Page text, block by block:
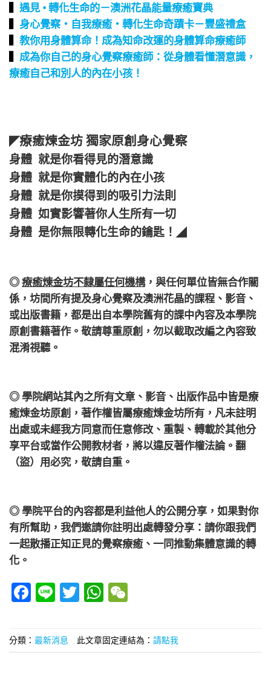
▍ 遇見 • 轉化生命的－澳洲花晶能量療癒寶典
▍ 身心覺察‧自我療癒‧轉化生命奇蹟卡－豐盛禮盒
▍ 教你用身體算命！成為知命改運的身體算命療癒師
▍ 成為你自己的身心覺察療癒師：從身體看懂潛意識，
療癒自己和別人的內在小孩！
◤療癒煉金坊 獨家原創身心覺察
身體 就是你看得見的潛意識
身體 就是你實體化的內在小孩
身體 就是你摸得到的吸引力法則
身體 如實影響著你人生所有一切
身體 是你無限轉化生命的鑰匙！ ◢
◎療癒煉金坊不隸屬任何機構， 與任何單位皆無合作關
係， 坊間所有提及身心覺察及澳洲花晶的課程、影音、
或出版書籍，都是出自本學院舊有的課中內容及本學院
原創書籍著作。敬請尊重原創，勿以截取改編之內容致
混淆視聽。
◎ 學院網站其內之所有文章、影音、出版作品中皆是療
癒煉金坊原創，著作權皆屬療癒煉金坊所有，凡未註明
出處或未經我方同意而任意修改、重製、轉載於其他分
享平台或當作公開教材者，將以違反著作權法論。翻
（盜）用必究，敬請自重。
◎ 學院平台的內容都是利益他人的公開分享，如果對你
有所幫助，我們邀請你註明出處轉發分享：請你跟我們
一起散播正知正見的覺察療癒、一同推動集體意識的轉
化。
Facebook
LineTwitterWhatsApp
分類： 最新消息 此文章固定連結為： 請點我